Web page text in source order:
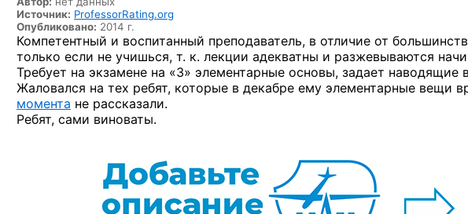
Источник: ProfessorRating.org
Опубликовано: 2014 г.
Компетентный и воспитанный преподаватель, в отличие от
только если не учишься, т. к. лекции адекватны и разжевываются
Требует на экзамене на «3» элементарные основы, задает наводящие
Жаловался на тех ребят, которые в декабре ему элементарные вещи
момента не рассказали.
Ребят, сами виноваты.